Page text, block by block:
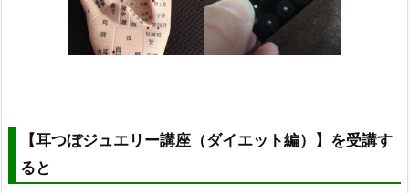
【耳つぼジュエリー講座（ダイエット編）】を受講す
ると